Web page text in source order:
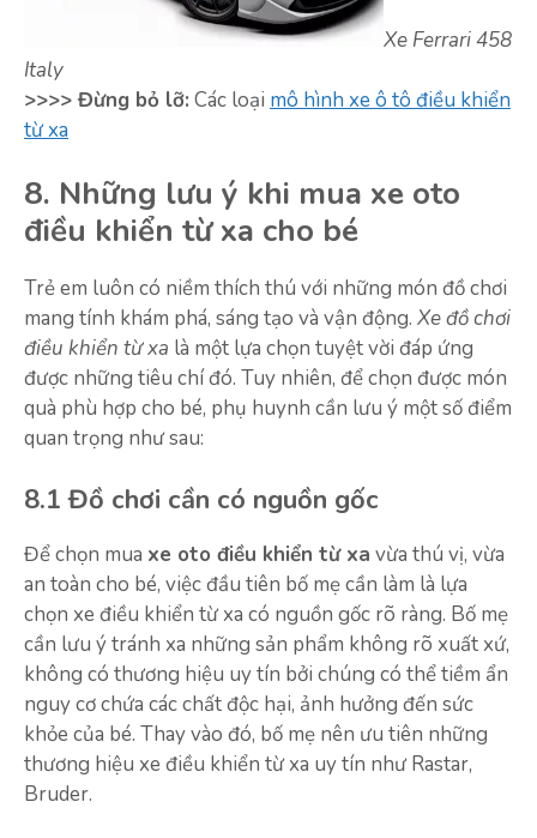
Xe Ferrari 458
Italy
>>>> Đừng bỏ lỡ: Các loại mô hình xe ô tô điều khiển
từ xa
8. Những lưu ý khi mua xe oto
điều khiển từ xa cho bé
Trẻ em luôn có niềm thích thú với những món đồ chơi
mang tính khám phá, sáng tạo và vận động. Xe đồ chơi
điều khiển từ xa là một lựa chọn tuyệt vời đáp ứng
được những tiêu chí đó. Tuy nhiên, để chọn được món
quà phù hợp cho bé, phụ huynh cần lưu ý một số điểm
quan trọng như sau:
8.1 Đồ chơi cần có nguồn gốc
Để chọn mua xe oto điều khiển từ xa vừa thú vị, vừa
an toàn cho bé, việc đầu tiên bố mẹ cần làm là lựa
chọn xe điều khiển từ xa có nguồn gốc rõ ràng. Bố mẹ
cần lưu ý tránh xa những sản phẩm không rõ xuất xứ,
không có thương hiệu uy tín bởi chúng có thể tiềm ẩn
nguy cơ chứa các chất độc hại, ảnh hưởng đến sức
khỏe của bé. Thay vào đó, bố mẹ nên ưu tiên những
thương hiệu xe điều khiển từ xa uy tín như Rastar,
Bruder.